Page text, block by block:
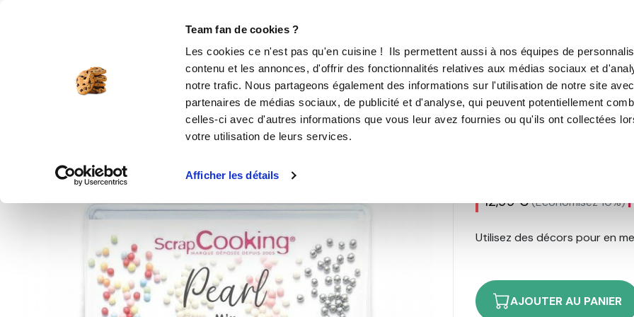
Team fan de cookies ?
Les cookies ce n'est pas qu'en cuisine ! Ils permettent aussi à nos équipes de
contenu et les annonces, d'offrir des fonctionnalités relatives aux médias sociaux et
notre trafic. Nous partageons également des informations sur l'utilisation de notre site
partenaires de médias sociaux, de publicité et d'analyse, qui peuvent potentiellement
celles-ci avec d'autres informations que vous leur avez fournies ou qu'ils ont collectées
votre utilisation de leurs services.
Afficher les détails
MOULES SILICONE USTENSILES ÉPICERIE MISE SOUS VIDE MACHINE À CAFÉ MACHINE À GLACE
Épicerie en ligne Pearl Mix - 56g décors sucrés
12,99 €(Économisez 10%)
Utilisez des décors pour en
AJOUTER AU PANIER